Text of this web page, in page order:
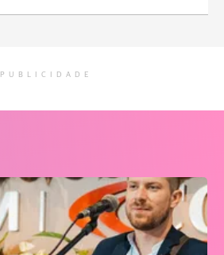
PUBLICIDADE